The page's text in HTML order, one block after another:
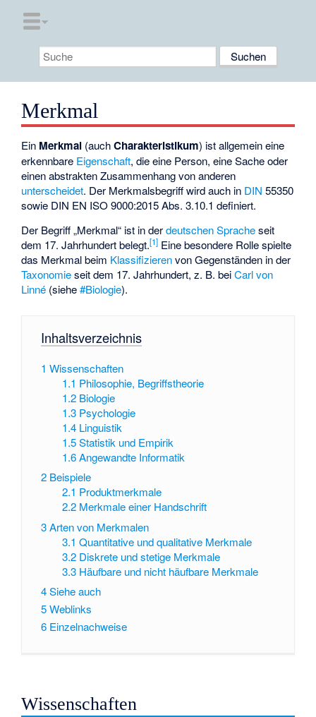
Merkmal
Ein Merkmal (auchCharakteristikum) ist allgemein eine
erkennbare Eigenschaft, die eine Person, eine Sache oder
einen abstrakten Zusammenhang von anderen
unterscheidet. Der Merkmalsbegriff wird auch in DIN 55350
sowie DIN EN ISO 9000:2015 Abs. 3.10.1 definiert.
Der Begriff „Merkmal“ ist in derdeutschen Spracheseit
dem 17. Jahrhundert belegt.[1] Eine besondere Rolle spielte
das Merkmal beim Klassifizierenvon Gegenständen in der
Taxonomieseit dem 17. Jahrhundert, z. B. beiCarl von
Linné (siehe#Biologie).
Inhaltsverzeichnis
1 Wissenschaften
1.1 Philosophie, Begriffstheorie
1.2 Biologie
1.3 Psychologie
1.4 Linguistik
1.5 Statistik und Empirik
1.6 Angewandte Informatik
2 Beispiele
2.1 Produktmerkmale
2.2 Merkmale einer Handschrift
3Arten von Merkmalen
3.1 Quantitative und qualitative Merkmale
3.2 Diskrete und stetige Merkmale
3.3 Häufbare und nicht häufbare Merkmale
4Siehe auch
5Weblinks
6 Einzelnachweise
Wissenschaften